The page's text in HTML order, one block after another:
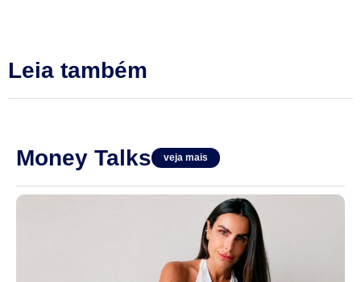
Leia também
Money Talks veja mais